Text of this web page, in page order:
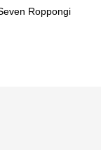
Roppongi